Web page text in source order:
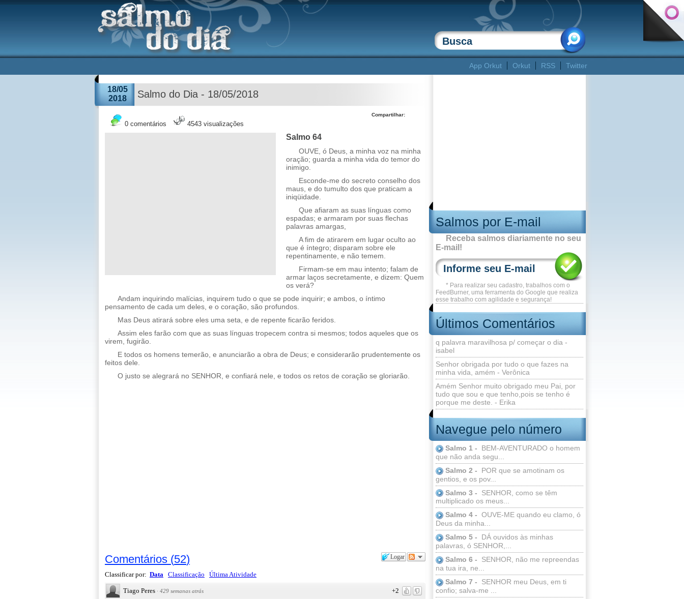
App Orkut Orkut RSS Twitter
Salmos por E-mail
Receba salmos diariamente no seu
E-mail!
* Para realizar seu cadastro, trabalhos com o
FeedBurner, uma ferramenta do Google que realiza
esse trabalho com agilidade e segurança!
Últimos Comentários
q palavra maravilhosa p/ começar o dia -
isabel
Senhor obrigada por tudo o que fazes na
minha vida, amém - Verônica
Amém Senhor muito obrigado meu Pai, por
tudo que sou e que tenho,pois se tenho é
porque me deste. - Erika
Navegue pelo número
Salmo 1 -
BEM-AVENTURADO o homem
que não anda segu...
Salmo 2 -
POR que se amotinam os
gentios, e os pov...
Salmo 3 -
SENHOR, como se têm
multiplicado os meus...
Salmo 4 - OUVE-ME quando eu clamo, ó
Deus da minha...
Salmo 5 -
DÁ ouvidos às minhas
palavras, ó SENHOR,...
Salmo 6 -
SENHOR, não me repreendas
na tua ira, ne...
Salmo 7 -
SENHOR meu Deus, em ti
confio; salva-me ...
18/05
2018
Salmo do Dia - 18/05/2018
0 comentários 4543 visualizações
Compartilhar:
Salmo 64
OUVE, ó Deus, a minha voz na minha
oração; guarda a minha vida do temor do
inimigo.
Esconde-me do secreto conselho dos
maus, e do tumulto dos que praticam a
iniqüidade.
Que afiaram as suas línguas como
espadas; e armaram por suas flechas
palavras amargas,
A fim de atirarem em lugar oculto ao
que é íntegro; disparam sobre ele
repentinamente, e não temem.
Firmam-se em mau intento; falam de
armar laços secretamente, e dizem: Quem
os verá?
Andam inquirindo malícias, inquirem tudo o que se pode inquirir; e ambos, o íntimo
pensamento de cada um deles, e o coração, são profundos.
Mas Deus atirará sobre eles uma seta, e de repente ficarão feridos.
Assim eles farão com que as suas línguas tropecem contra si mesmos; todos aqueles que os
virem, fugirão.
E todos os homens temerão, e anunciarão a obra de Deus; e considerarão prudentemente os
feitos dele.
O justo se alegrará no SENHOR, e confiará nele, e todos os retos de coração se gloriarão.
Logar
Comentários (52)
Classificar por: Data Classificação Última Atividade
+2
Tiago Peres · 429 semanas atrás